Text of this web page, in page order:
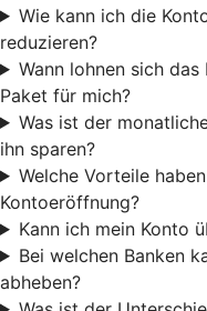
Wie kann ich die
reduzieren?
Wann lohnen sich
Paket für mich?
Was ist der
ihn sparen?
Welche Vorteile
Kontoeröffnung?
Kann ich mein Konto
Bei welchen Banken
abheben?